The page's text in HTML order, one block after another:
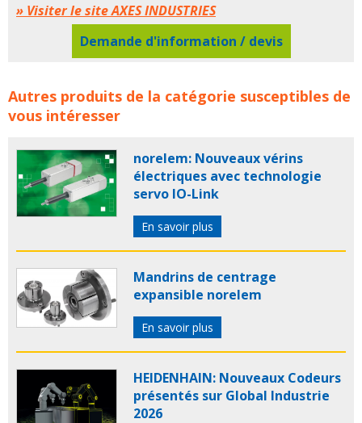
» Visiter le site AXES INDUSTRIES
Demande d'information / devis
Fichiers mails BE, Production, Maintenance AXES
INDUSTRIES concerne les familles de produits :
databasedatabase emailing
Autres produits de la catégorie susceptibles de
vous intéresser
norelem: Nouveaux vérins
électriques avec technologie
servo IO-Link
En savoir plus
Mandrins de centrage
expansible norelem
En savoir plus
HEIDENHAIN: Nouveaux Codeurs
présentés sur Global Industrie
2026